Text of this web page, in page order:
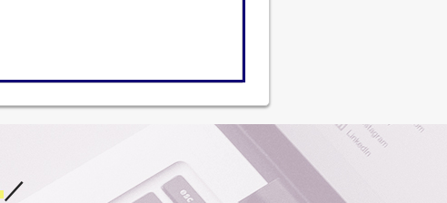
／